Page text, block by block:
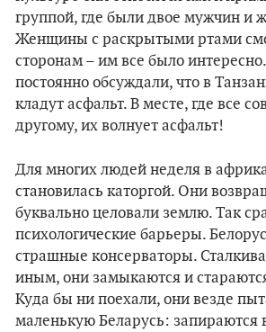
группой, где были двое мужчин и
Женщины с раскрытыми ртами
сторонам – им все было
постоянно обсуждали, что в
кладут асфальт. В месте, где все
другому, их волнует асфальт!
Для многих людей неделя в
становилась каторгой. Они
буквально целовали землю. Так
психологические барьеры.
страшные консерваторы.
иным, они замыкаются и
Куда бы ни поехали, они везде
маленькую Беларусь: запираются